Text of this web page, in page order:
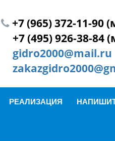
+7 (965) 372-11-90
+7 (495) 926-38-84
gidro2000@mail.ru
РЕАЛИЗАЦИЯ